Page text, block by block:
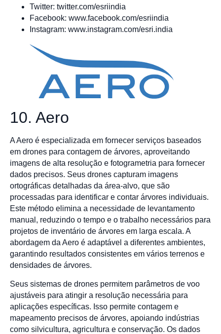
Twitter: twitter.com/esriindia
Facebook: www.facebook.com/esriindia
Instagram: www.instagram.com/esri.india
10. Aero
A Aero é especializada em fornecer serviços baseados
em drones para contagem de árvores, aproveitando
imagens de alta resolução e fotogrametria para fornecer
dados precisos. Seus drones capturam imagens
ortográficas detalhadas da área-alvo, que são
processadas para identificar e contar árvores individuais.
Este método elimina a necessidade de levantamento
manual, reduzindo o tempo e o trabalho necessários para
projetos de inventário de árvores em larga escala. A
abordagem da Aero é adaptável a diferentes ambientes,
garantindo resultados consistentes em vários terrenos e
densidades de árvores.
Seus sistemas de drones permitem parâmetros de voo
ajustáveis para atingir a resolução necessária para
aplicações específicas. Isso permite contagem e
mapeamento precisos de árvores, apoiando indústrias
como silvicultura, agricultura e conservação. Os dados